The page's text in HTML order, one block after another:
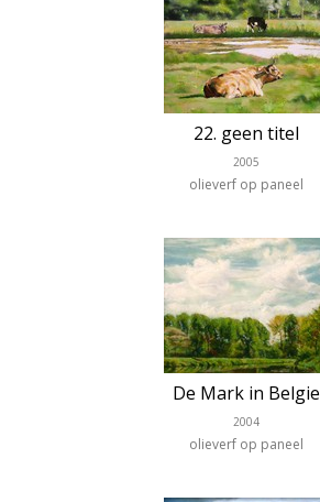
22. geen titel
2005
olieverf op paneel
De Mark in Belgie
2004
olieverf op paneel